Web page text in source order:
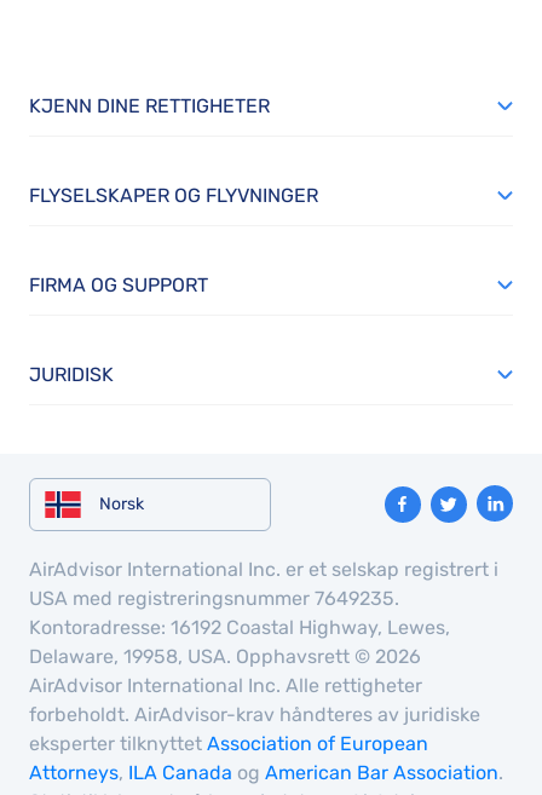
KJENN DINE RETTIGHETER
FLYSELSKAPER OG FLYVNINGER
FIRMA OG SUPPORT
JURIDISK
Norsk
AirAdvisor International Inc. er et selskap registrert i
USA med registreringsnummer 7649235.
Kontoradresse: 16192 Coastal Highway, Lewes,
Delaware, 19958, USA. Opphavsrett © 2026
AirAdvisor International Inc. Alle rettigheter
forbeholdt. AirAdvisor-krav håndteres av juridiske
eksperter tilknyttet Association of European
Attorneys, ILA Canada og American Bar Association.